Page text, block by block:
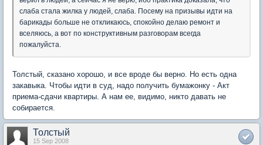
слаба стала жилка у людей, слаба. Посему на призывы идти на
барикады больше не откликаюсь, спокойно делаю ремонт и
вселяюсь, а вот по конструктивным разговорам всегда
пожалуйста.
Толстый, сказано хорошо, и все вроде бы верно. Но есть одна
закавыка. Чтобы идти в суд, надо получить бумажонку - Акт
приема-сдачи квартиры. А нам ее, видимо, никто давать не
собирается.
Толстый
15 Sep 2008